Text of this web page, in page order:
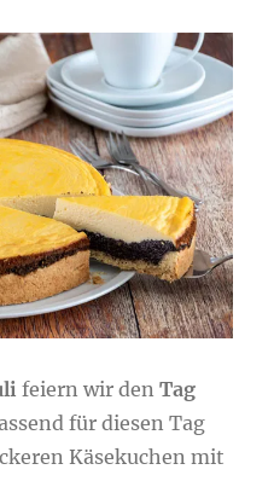
feiern wir den Tag
für diesen Tag
Käsekuchen mit